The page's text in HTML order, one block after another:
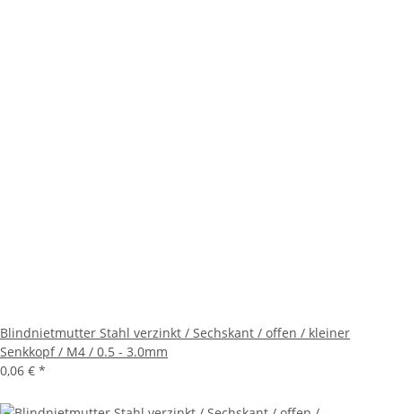
Blindnietmutter Stahl verzinkt / Sechskant / offen / kleiner
Senkkopf / M4 / 0.5 - 3.0mm
0,06 € *